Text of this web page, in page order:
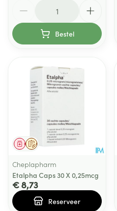
Bestel
Op voorschrift
Geneesmiddel
Cheplapharm
Etalpha Caps 30 X 0,25mcg
€ 8,73
Reserveer